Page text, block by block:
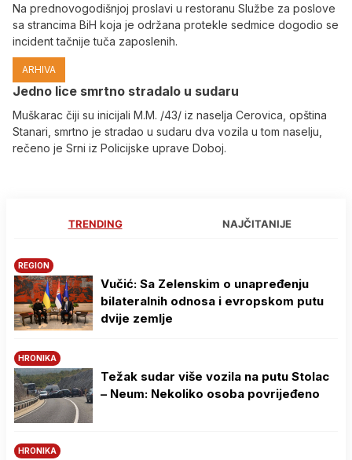
Na prednovogodišnjoj proslavi u restoranu Službe za poslove
sa strancima BiH koja je održana protekle sedmice dogodio se
incident tačnije tuča zaposlenih.
ARHIVA
Јedno lice smrtno stradalo u sudaru
Muškarac čiji su inicijali M.M. /43/ iz naselja Cerovica, opština
Stanari, smrtno je stradao u sudaru dva vozila u tom naselju,
rečeno je Srni iz Policijske uprave Doboj.
TRENDING NAJČITANIJE
REGION
Vučić: Sa Zelenskim o unapređenju
bilateralnih odnosa i evropskom putu
dvije zemlje
HRONIKA
Težak sudar više vozila na putu Stolac
– Neum: Nekoliko osoba povrijeđeno
HRONIKA